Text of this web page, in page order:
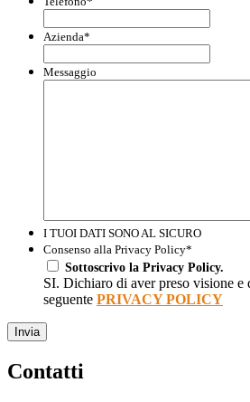
Azienda*
Messaggio
I TUOI DATI SONO AL SICURO
Consenso alla Privacy Policy*
Sottoscrivo la Privacy Policy.
SI. Dichiaro di aver preso visione e
seguente PRIVACY POLICY
Invia
Contatti